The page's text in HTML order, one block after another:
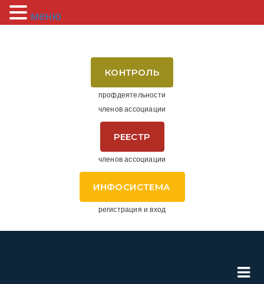
КОНТРОЛЬ
профдеятельности
членов ассоциации
РЕЕСТР
членов ассоциации
ИНФОСИСТЕМА
регистрация и вход
меню